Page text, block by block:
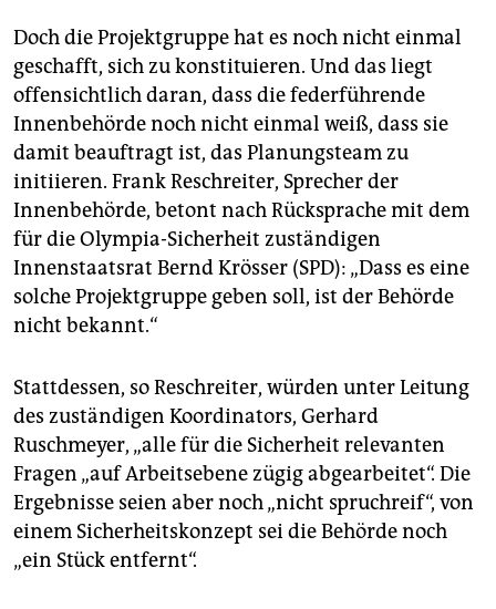
Doch die Projektgruppe hat es noch nicht einmal
geschafft, sich zu konstituieren. Und das liegt
offensichtlich daran, dass die federführende
Innenbehörde noch nicht einmal weiß, dass sie
damit beauftragt ist, das Planungsteam zu
initiieren. Frank Reschreiter, Sprecher der
Innenbehörde, betont nach Rücksprache mit dem
für die Olympia-Sicherheit zuständigen
Innenstaatsrat Bernd Krösser (SPD): „Dass es eine
solche Projektgruppe geben soll, ist der Behörde
nicht bekannt.“
Stattdessen, so Reschreiter, würden unter Leitung
des zuständigen Koordinators, Gerhard
Ruschmeyer, „alle für die Sicherheit relevanten
Fragen „auf Arbeitsebene zügig abgearbeitet“. Die
Ergebnisse seien aber noch „nicht spruchreif“, von
einem Sicherheitskonzept sei die Behörde noch
„ein Stück entfernt“.